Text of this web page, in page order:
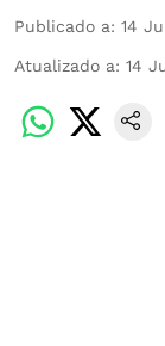
Publicado a: 14
Atualizado a: 14